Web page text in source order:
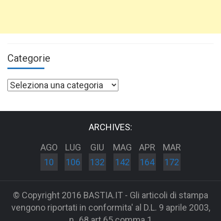
Categorie
Categorie
ARCHIVES:
AGO
10
LUG
106
GIU
132
MAG
142
APR
164
MAR
172
© Copyright 2016 BASTIA.IT - Gli articoli di stampa
vengono riportati in conformita' al D.L. 9 aprile 2003,